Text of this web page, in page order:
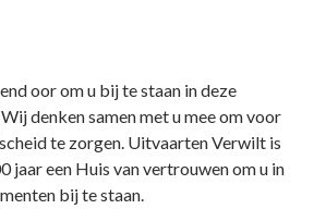
oor om u bij te staan in deze
denken samen met u mee om voor
te zorgen. Uitvaarten Verwilt is
jaar een Huis van vertrouwen om u in
bij te staan.